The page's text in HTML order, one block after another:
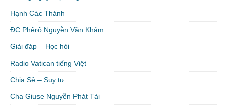
Hạnh Các Thánh
ĐC Phêrô Nguyễn Văn Khảm
Giải đáp – Học hỏi
Radio Vatican tiếng Việt
Chia Sẻ – Suy tư
Cha Giuse Nguyễn Phát Tài